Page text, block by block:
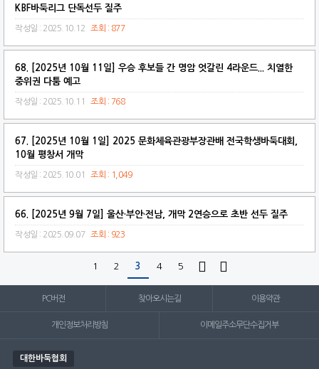
KBF바둑리그 단독선두 질주
작성일 : 2025.10.12 조회 : 877
68. [2025년 10월 11일] 우승 후보들 간 명암 엇갈린 4라운드... 치열한
중위권 다툼 예고
작성일 : 2025.10.11 조회 : 768
67. [2025년 10월 1일] 2025 문화체육관광부장관배 전국학생바둑대회,
10월 평창서 개막
작성일 : 2025.10.01 조회 : 1,049
66. [2025년 9월 7일] 울산·부안·전남, 개막 2연승으로 초반 선두 질주
작성일 : 2025.09.07 조회 : 923
1 2 3 4 5  
PC버전 찾아오시는길 이용약관
개인정보처리방침 이메일주소무단수집거부
대한바둑협회